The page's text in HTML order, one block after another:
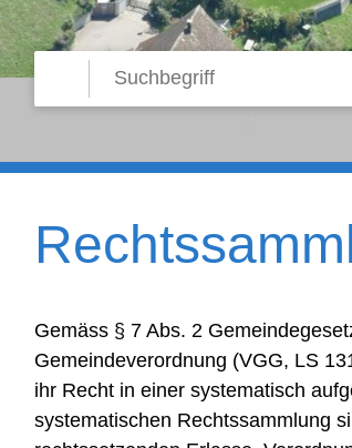
Suchbegriff
Suche starten
Gemäss § 7 Abs. 2
Gemeindeverordnung (VGG, LS
ihr Recht in einer systematisch
systematischen Rechtssammlung